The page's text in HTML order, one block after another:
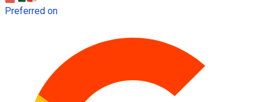
Preferred on